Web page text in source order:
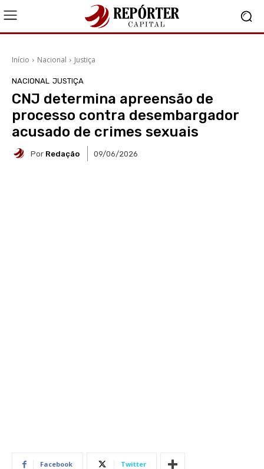
Início Nacional Justiça
NACIONAL JUSTIÇA
CNJ determina apreensão de
processo contra desembargador
acusado de crimes sexuais
Por Redação 09/06/2026
Facebook Twitter